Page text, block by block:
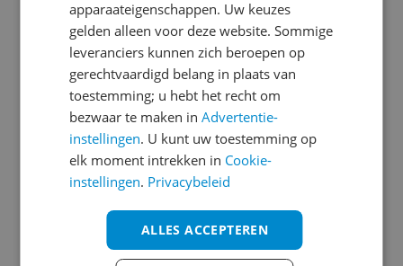
Bediening & functies
Functies
Introductie en ondersteuning
Kookzones
Mogelijke vereisten instellen en gebruik
Plaatsing
apparaateigenschappen. Uw keuzes
gelden alleen voor deze website. Sommige
leveranciers kunnen zich beroepen op
gerechtvaardigd belang in plaats van
toestemming; u hebt het recht om
bezwaar te maken inAdvertentie-
instellingen. U kunt uw toestemming op
elk moment intrekken in Cookie-
instellingen. Privacybeleid
ALLES ACCEPTEREN